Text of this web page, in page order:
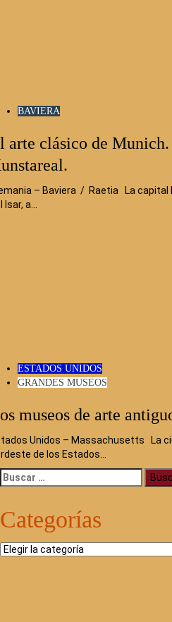
BAVIERA
arte clásico de Munich.
– Baviera / Raetia La capital
Isar, a…
ESTADOS UNIDOS
GRANDES MUSEOS
museos de arte
Unidos – Massachusetts La
de los Estados…
Buscar:
Categorías
Categorías